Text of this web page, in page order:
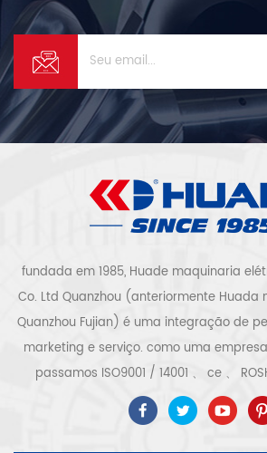
fundada em 1985, Huade maquinaria
Co. Ltd Quanzhou (anteriormente Huada
Quanzhou Fujian) é uma integração de
marketing e serviço. como uma
passamos ISO9001 / 14001 、 ce 、
certificação de qualidade e
empresarial de alta tecnologia, etc.